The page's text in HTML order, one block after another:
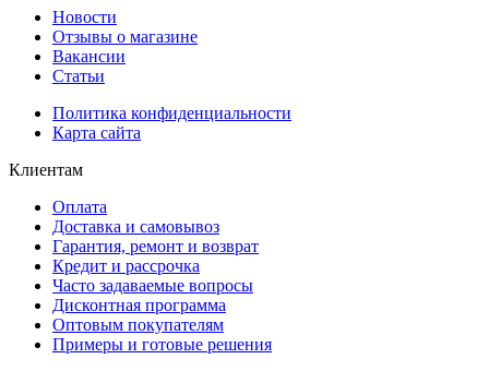
Новости
Отзывы о магазине
Вакансии
Статьи
Политика конфиденциальности
Карта сайта
Клиентам
Оплата
Доставка и самовывоз
Гарантия, ремонт и возврат
Кредит и рассрочка
Часто задаваемые вопросы
Дисконтная программа
Оптовым покупателям
Примеры и готовые решения